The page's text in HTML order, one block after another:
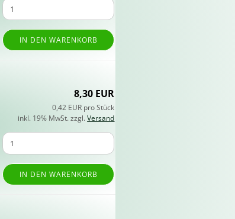
IN DEN WARENKORB
8,30 EUR
0,42 EUR pro Stück
inkl. 19% MwSt. zzgl.Versand
IN DEN WARENKORB